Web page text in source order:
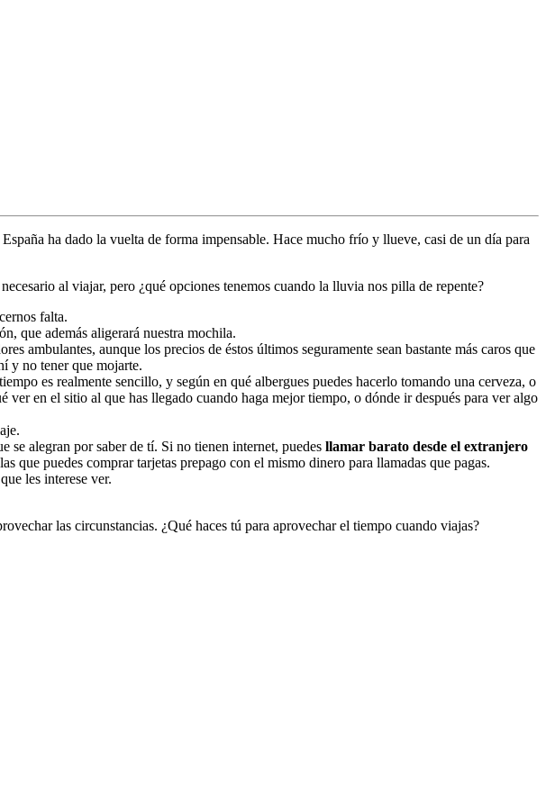
ha dado la vuelta de forma impensable. Hace mucho frío y llueve, casi de un día para
al viajar, pero ¿qué opciones tenemos cuando la lluvia nos pilla de repente?
falta.
que además aligerará nuestra mochila.
ambulantes, aunque los precios de éstos últimos seguramente sean bastante más caros que
y no tener que mojarte.
es realmente sencillo, y según en qué albergues puedes hacerlo tomando una cerveza, o
ver en el sitio al que has llegado cuando haga mejor tiempo, o dónde ir después para ver algo
se alegran por saber de tí. Si no tienen internet, puedes llamar barato desde el extranjero
que puedes comprar tarjetas prepago con el mismo dinero para llamadas que pagas.
les interese ver.
las circunstancias. ¿Qué haces tú para aprovechar el tiempo cuando viajas?